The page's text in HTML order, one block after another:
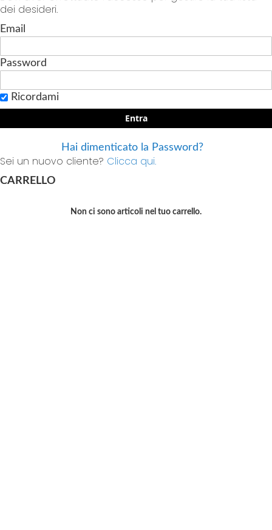
dei desideri.
Email
Password
Ricordami
Entra
Hai dimenticato la Password?
Sei un nuovo cliente? Clicca qui.
CARRELLO
Non ci sono articoli nel tuo carrello.